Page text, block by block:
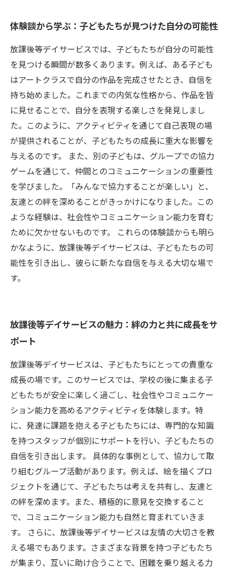
体験談から学ぶ：子どもたちが見つけた自分の可能性
放課後等デイサービスでは、子どもたちが自分の可能性
を見つける瞬間が数多くあります。例えば、ある子ども
はアートクラスで自分の作品を完成させたとき、自信を
持ち始めました。これまでの内気な性格から、作品を皆
に見せることで、自分を表現する楽しさを発見しまし
た。このように、アクティビティを通じて自己表現の場
が提供されることが、子どもたちの成長に重大な影響を
与えるのです。 また、別の子どもは、グループでの協力
ゲームを通じて、仲間とのコミュニケーションの重要性
を学びました。「みんなで協力することが楽しい」と、
友達との絆を深めることがきっかけになりました。この
ような経験は、社会性やコミュニケーション能力を育む
ために欠かせないものです。 これらの体験談からも明ら
かなように、放課後等デイサービスは、子どもたちの可
能性を引き出し、彼らに新たな自信を与える大切な場で
す。
放課後等デイサービスの魅力：絆の力と共に成長をサ
ポート
放課後等デイサービスは、子どもたちにとっての貴重な
成長の場です。このサービスでは、学校の後に集まる子
どもたちが安全に楽しく過ごし、社会性やコミュニケー
ション能力を高めるアクティビティを体験します。特
に、発達に課題を抱える子どもたちには、専門的な知識
を持つスタッフが個別にサポートを行い、子どもたちの
自信を引き出します。 具体的な事例として、協力して取
り組むグループ活動があります。例えば、絵を描くプロ
ジェクトを通じて、子どもたちは考えを共有し、友達と
の絆を深めます。また、積極的に意見を交換すること
で、コミュニケーション能力も自然と育まれていきま
す。 さらに、放課後等デイサービスは友情の大切さを教
える場でもあります。さまざまな背景を持つ子どもたち
が集まり、互いに助け合うことで、困難を乗り越える力